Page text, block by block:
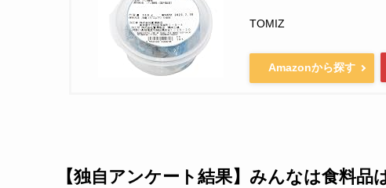
TOMIZ
Amazonから探す
【独自アンケート結果】みんなは食料品